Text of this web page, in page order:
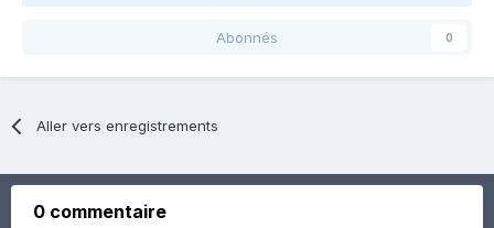
Abonnés 0
Aller vers enregistrements
0 commentaire